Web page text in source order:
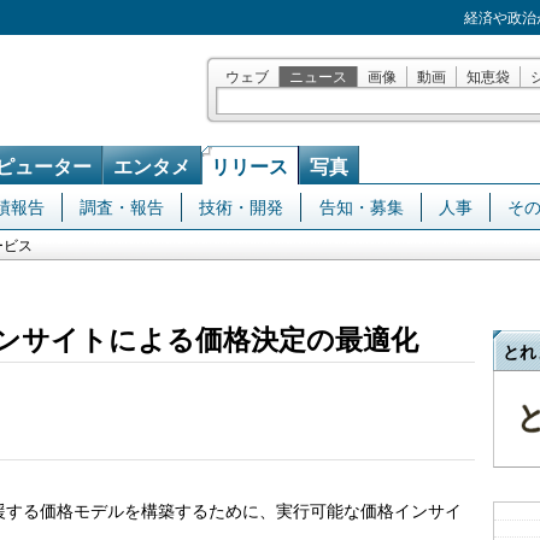
経済や政
ウェブ ニュース 画像 動画 知恵袋
ューター エンタメ リリース 写真
報告 調査・報告 技術・開発 告知・募集 人事 そ
ス
サイトによる価格決定の最適化
る価格モデルを構築するために、実行可能な価格インサイ
とれ